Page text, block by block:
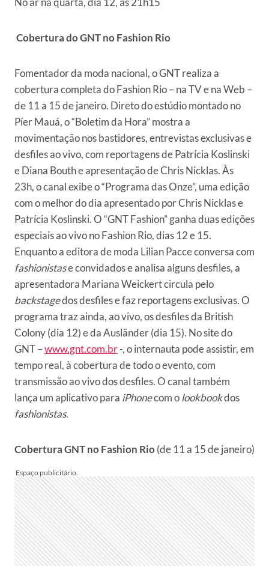
Cobertura do GNT no Fashion Rio
Fomentador da moda nacional, o GNT realiza a
cobertura completa do Fashion Rio – na TV e na Web –
de 11 a 15 de janeiro. Direto do estúdio montado no
Píer Mauá, o “Boletim da Hora” mostra a
movimentação nos bastidores, entrevistas exclusivas e
desfiles ao vivo, com reportagens de Patrícia Koslinski
e Diana Bouth e apresentação de Chris Nicklas. Às
23h, o canal exibe o “Programa das Onze”, uma edição
com o melhor do dia apresentado por Chris Nicklas e
Patrícia Koslinski. O “GNT Fashion” ganha duas edições
especiais ao vivo no Fashion Rio, dias 12 e 15.
Enquanto a editora de moda Lilian Pacce conversa com
fashionistase convidados e analisa alguns desfiles, a
apresentadora Mariana Weickert circula pelo
backstagedos desfiles e faz reportagens exclusivas. O
programa traz ainda, ao vivo, os desfiles da British
Colony (dia 12) e da Ausländer (dia 15). No site do
GNT –www.gnt.com.br-, o internauta pode assistir, em
tempo real, à cobertura de todo o evento, com
transmissão ao vivo dos desfiles. O canal também
lança um aplicativo para iPhonecom olookbookdos
fashionistas.
Cobertura GNTno Fashion Rio (de 11 a 15 de janeiro)